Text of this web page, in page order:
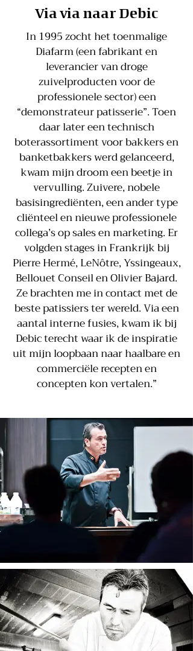
Via via naar Debic
In 1995 zocht het toenmalige
Diafarm (een fabrikant en
leverancier van droge
zuivelproducten voor de
professionele sector) een
“demonstrateur patisserie”. Toen
daar later een technisch
boterassortiment voor bakkers en
banketbakkers werd gelanceerd,
kwam mijn droom een beetje in
vervulling. Zuivere, nobele
basisingrediënten, een ander type
cliënteel en nieuwe professionele
collega’s op sales en marketing. Er
volgden stages in Frankrijk bij
Pierre Hermé, LeNôtre, Yssingeaux,
Bellouet Conseil en Olivier Bajard.
Ze brachten me in contact met de
beste patissiers ter wereld. Via een
aantal interne fusies, kwam ik bij
Debic terecht waar ik de inspiratie
uit mijn loopbaan naar haalbare en
commerciële recepten en
concepten kon vertalen.”